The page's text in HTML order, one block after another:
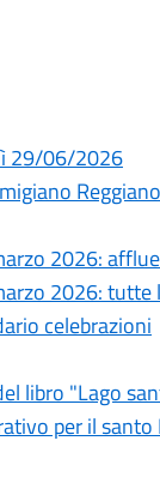
29/06/2026
Reggiano
2026:
2026: tutte
celebrazioni
libro "Lago
per il